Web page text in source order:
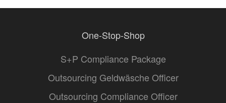
One-Stop-Shop
S+P Compliance Package
Outsourcing Geldwäsche Officer
Outsourcing Compliance Officer